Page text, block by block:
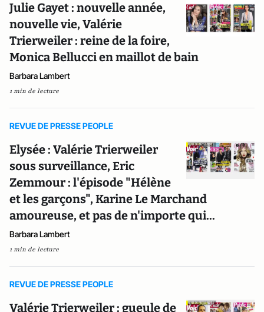
Julie Gayet : nouvelle année,
nouvelle vie, Valérie
Trierweiler : reine de la foire,
Monica Bellucci en maillot de bain
Barbara Lambert
1 min de lecture
REVUE DE PRESSE PEOPLE
Elysée : Valérie Trierweiler
sous surveillance, Eric
Zemmour : l'épisode "Hélène
et les garçons", Karine Le Marchand
amoureuse, et pas de n'importe qui...
Barbara Lambert
1 min de lecture
REVUE DE PRESSE PEOPLE
Valérie Trierweiler : gueule de